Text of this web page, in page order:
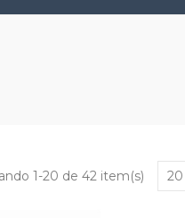
1-20 de 42 item(s) 20